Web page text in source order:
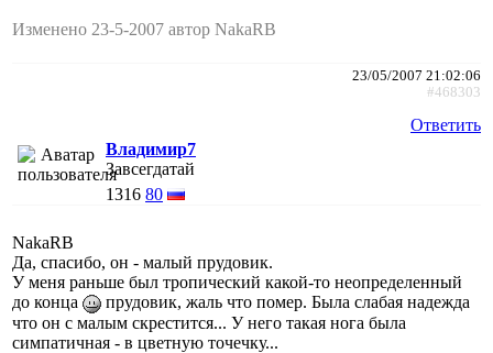
Изменено 23-5-2007 автор NakaRB
23/05/2007 21:02:06
#468303
Ответить
Владимир7
Завсегдатай
1316 80
NakaRB
Да, спасибо, он - малый прудовик.
У меня раньше был тропический какой-то неопределенный
до конца
прудовик, жаль что помер. Была слабая надежда
что он с малым скрестится... У него такая нога была
симпатичная - в цветную точечку...